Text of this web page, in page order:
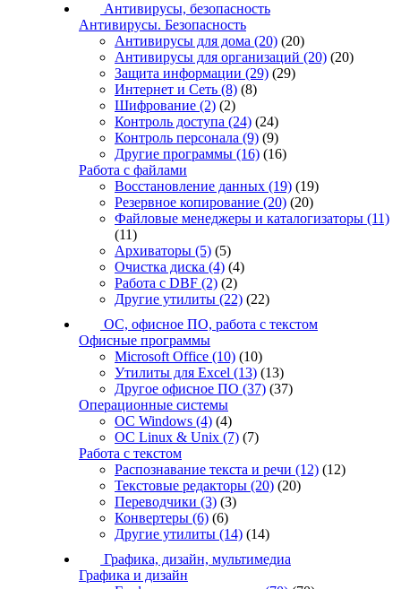
Антивирусы, безопасность
Антивирусы. Безопасность
Антивирусы для дома (20) (20)
Антивирусы для организаций (20) (20)
Защита информации (29) (29)
Интернет и Сеть (8) (8)
Шифрование (2) (2)
Контроль доступа (24) (24)
Контроль персонала (9) (9)
Другие программы (16) (16)
Работа с файлами
Восстановление данных (19) (19)
Резервное копирование (20) (20)
Файловые менеджеры и каталогизаторы (11)
(11)
Архиваторы (5) (5)
Очистка диска (4) (4)
Работа с DBF (2) (2)
Другие утилиты (22) (22)
ОС, офисное ПО, работа с текстом
Офисные программы
Microsoft Office (10) (10)
Утилиты для Excel (13) (13)
Другое офисное ПО (37) (37)
Операционные системы
ОС Windows (4) (4)
ОС Linux & Unix (7) (7)
Работа с текстом
Распознавание текста и речи (12) (12)
Текстовые редакторы (20) (20)
Переводчики (3) (3)
Конвертеры (6) (6)
Другие утилиты (14) (14)
Графика, дизайн, мультимедиа
Графика и дизайн